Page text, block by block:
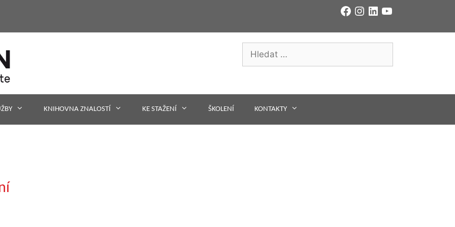
FacebookInstagramLinkedInYouTube
KNIHOVNA ZNALOSTÍ KE STAŽENÍ ŠKOLENÍ KONTAKTY